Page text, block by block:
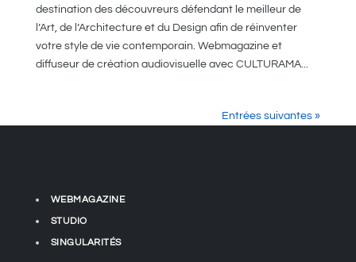
destination des découvreurs défendant le meilleur de
l’Art, de l’Architecture et du Design afin de réinventer
votre style de vie contemporain. Webmagazine et
diffuseur de création audiovisuelle avec CULTURAMA...
Entrées suivantes »
WEBMAGAZINE
STUDIO
SINGULARITÉS